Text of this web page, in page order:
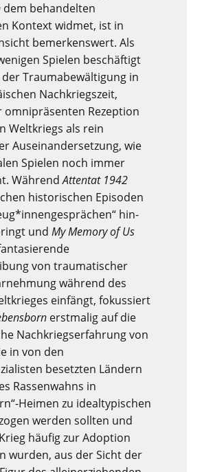
dem behandelten
Kontext widmet, ist in
bemerkenswert. Als
Spielen beschäftigt
Traumabewältigung in
Nachkriegszeit,
omnipräsenten Rezeption
Weltkriegs als rein
Auseinandersetzung, wie
Spielen noch immer
WährendAttentat 1942
historischen Episoden
hin-
undMy Memory of Us
von traumatischer
während des
einfängt, fokussiert
erstmalig auf die
Nachkriegserfahrung von
in von den
besetzten Ländern
Rassenwahns in
Heimen zu idealtypischen
werden sollten und
häufig zur Adoption
wurden, aus der Sicht der